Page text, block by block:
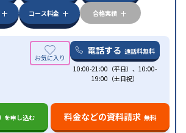
コース料金 合格実績
電話する 通話料無料
10:00-21:00（平日）、10:00-
19:00（土日祝）
を申し込む 料金などの資料請求 無料